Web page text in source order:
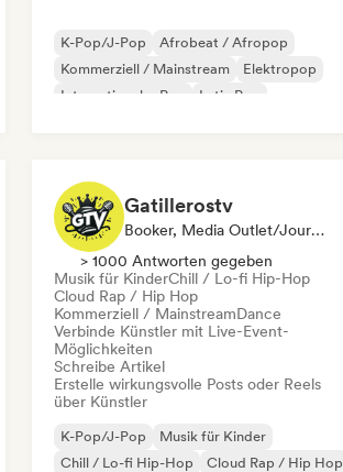
K-Pop/J-Pop
Afrobeat / Afropop
Kommerziell / Mainstream
Elektropop
Internationaler Pop
Latin Pop
Gatillerostv
Booker, Media Outlet/Journalist, Social Media Influencer
> 1000 Antworten gegeben
Musik für KinderChill / Lo-fi Hip-Hop
Cloud Rap / Hip Hop
Kommerziell / MainstreamDance
Verbinde Künstler mit Live-Event-
Möglichkeiten
Schreibe Artikel
Erstelle wirkungsvolle Posts oder Reels
über Künstler
K-Pop/J-Pop
Musik für Kinder
Chill / Lo-fi Hip-Hop
Cloud Rap / Hip Hop